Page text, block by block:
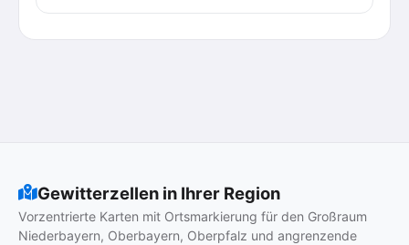
Gewitterzellen in Ihrer Region
Vorzentrierte Karten mit Ortsmarkierung für den Großraum
Niederbayern, Oberbayern, Oberpfalz und angrenzende